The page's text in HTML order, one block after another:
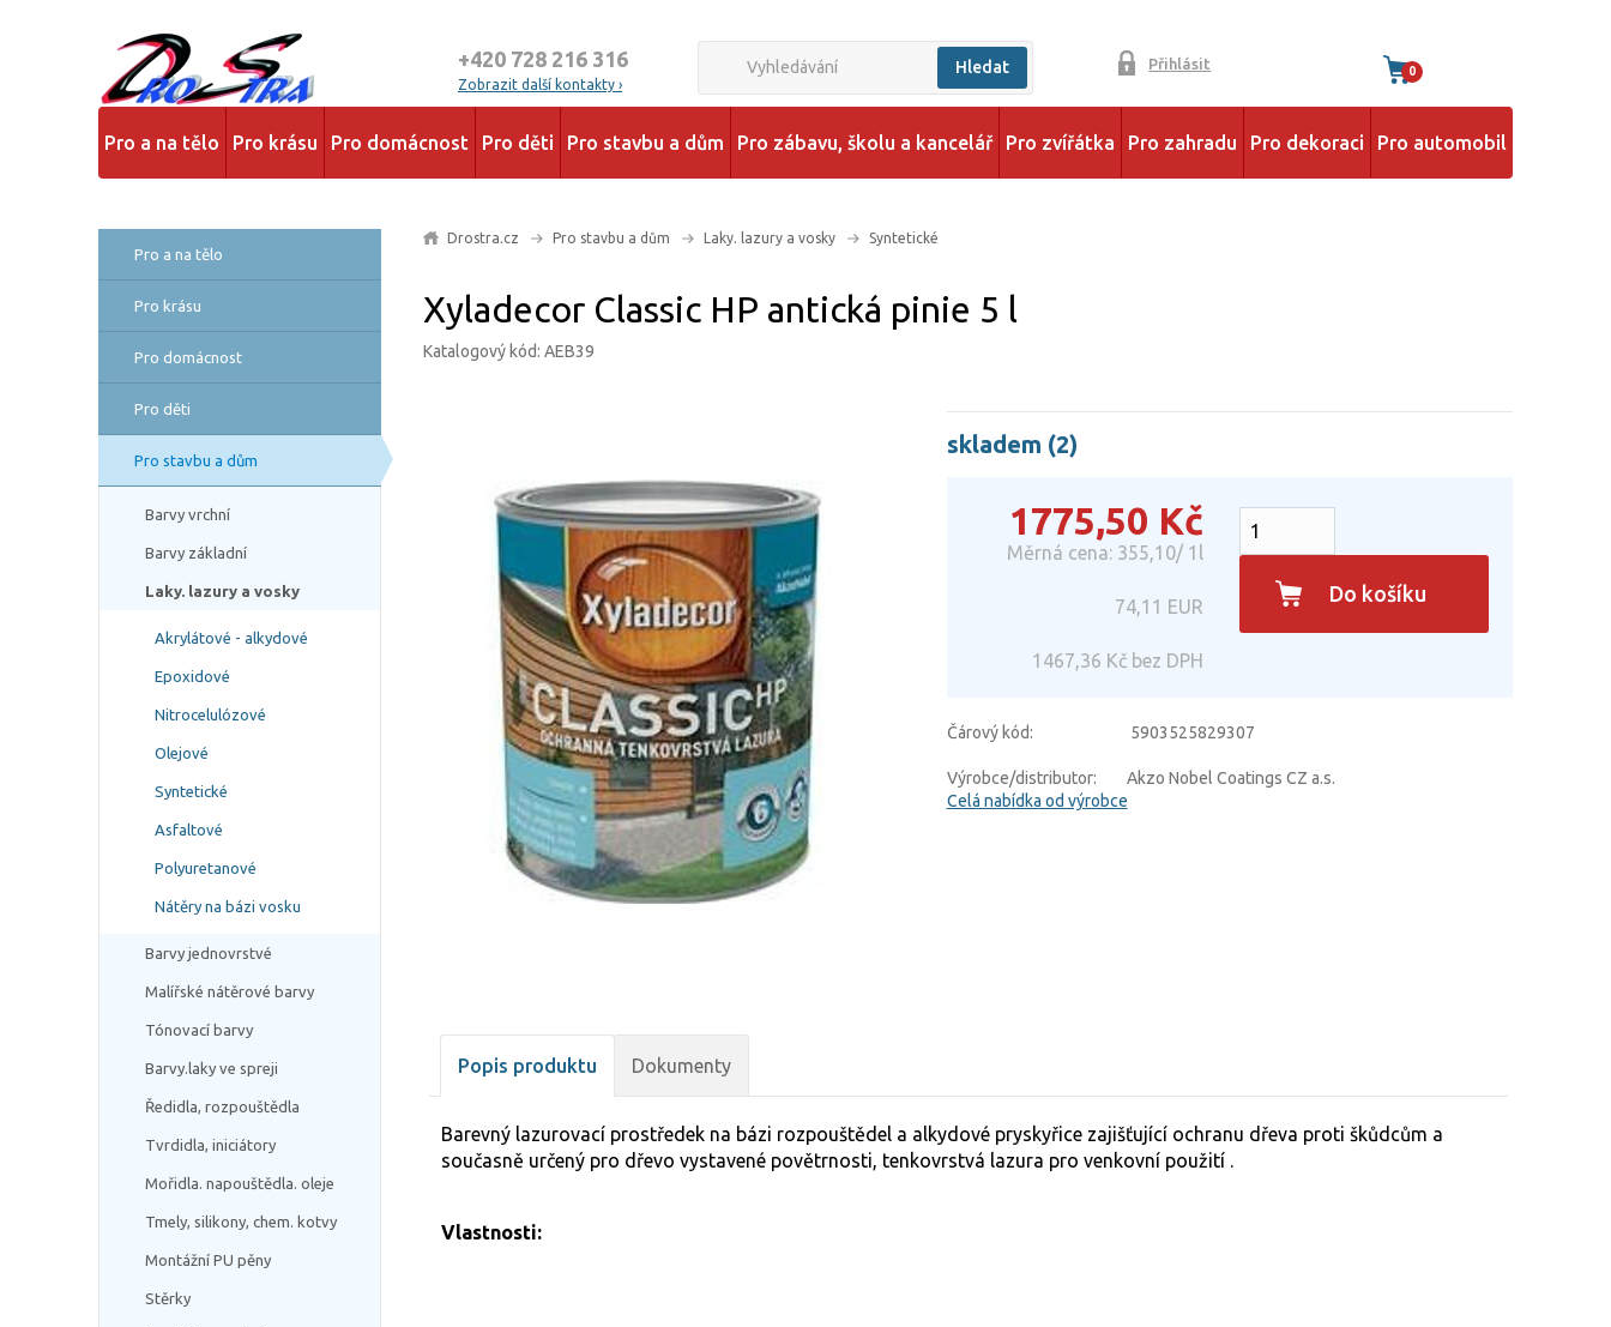
+420 728 216 316
Zobrazit další kontakty ›
Hledat Přihlásit 0
Pro a na tělo Pro krásu Pro domácnost Pro děti Pro stavbu a dům Pro zábavu, školu a kancelář Pro zvířátka Pro zahradu Pro dekoraci Pro automobil
Pro a na tělo
Pro krásu
Pro domácnost
Pro děti
Pro stavbu a dům
Barvy vrchní
Barvy základní
Laky. lazury a vosky
Akrylátové - alkydové
Epoxidové
Nitrocelulózové
Olejové
Syntetické
Asfaltové
Polyuretanové
Nátěry na bázi vosku
Barvy jednovrstvé
Malířské nátěrové barvy
Tónovací barvy
Barvy.laky ve spreji
Ředidla, rozpouštědla
Tvrdidla, iniciátory
Mořidla. napouštědla. oleje
Tmely, silikony, chem. kotvy
Montážní PU pěny
Stěrky
Drostra.cz Pro stavbu a dům Laky. lazury a vosky Syntetické
Xyladecor Classic HP antická pinie 5 l
Katalogový kód: AEB39
skladem (2)
1775,50 Kč
Měrná cena: 355,10/ 1l
74,11 EUR
1467,36 Kč bez DPH
Do košíku
Čárový kód: 5903525829307
Výrobce/distributor:
Akzo Nobel Coatings CZ a.s.
Celá nabídka od výrobce
Popis produktu Dokumenty
Barevný lazurovací prostředek na bázi rozpouštědel a alkydové pryskyřice zajišťující ochranu dřeva proti škůdcům a
současně určený pro dřevo vystavené povětrnosti, tenkovrstvá lazura pro venkovní použití .
Vlastnosti: